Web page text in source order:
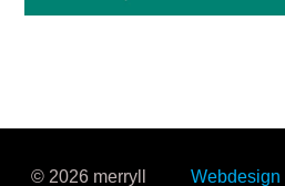
© 2026 merryll Webdesign